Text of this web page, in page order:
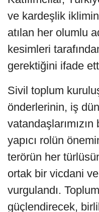
ve kardeşlik
atılan her olumlu
kesimleri
gerektiğini ifade
Sivil toplum
önderlerinin, iş
yapıcı rolün
terörün her
ortak bir vicdani
vurgulandı.
güçlendirecek,